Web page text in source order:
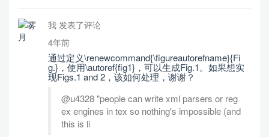
我 发表了评论
4年前
通过定义\renewcommand{\figureautorefname}{Fi
g.}，使用\autoref{fig1}，可以生成Fig.1。如果想实
现Figs.1 and 2，该如何处理，谢谢？
@u4328 "people can write xml parsers or reg
ex engines in tex so nothing's impossible (and
this is li